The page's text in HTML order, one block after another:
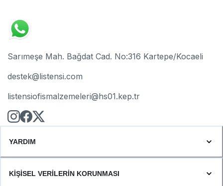
Sarımeşe Mah. Bağdat Cad. No:316 Kartepe/Kocaeli
destek@listensi.com
listensiofismalzemeleri@hs01.kep.tr
YARDIM
KİŞİSEL VERİLERİN KORUNMASI